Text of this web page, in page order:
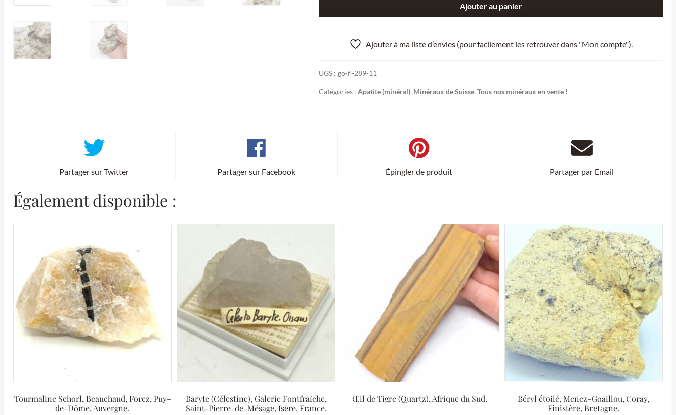
Grisons,
Suisse.
Ajouter au panier
Ajouter à ma liste d’envies (pour facilement les retrouver dans "Mon compte").
UGS : go-fl-289-11
Catégories : Apatite (minéral), Minéraux de Suisse, Tous nos minéraux en vente !
Partager sur Twitter Partager sur Facebook Épingler de produit Partager par Email
Également disponible :
Tourmaline Schorl, Beauchaud, Forez, Puy-
de-Dôme, Auvergne.
Baryte (Célestine), Galerie Fontfraîche,
Saint-Pierre-de-Mésage, Isère, France.
Œil de Tigre (Quartz), Afrique du Sud.
Béryl étoilé, Menez-Goaillou, Coray,
Finistère, Bretagne.